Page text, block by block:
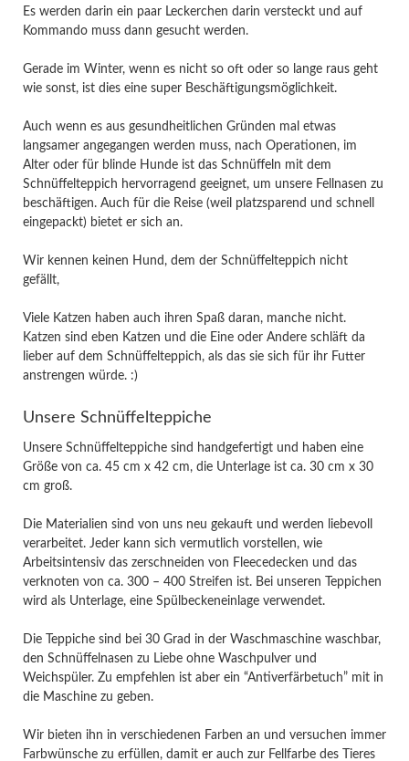
Es werden darin ein paar Leckerchen darin versteckt und auf
Kommando muss dann gesucht werden.
Gerade im Winter, wenn es nicht so oft oder so lange raus geht
wie sonst, ist dies eine super Beschäftigungsmöglichkeit.
Auch wenn es aus gesundheitlichen Gründen mal etwas
langsamer angegangen werden muss, nach Operationen, im
Alter oder für blinde Hunde ist das Schnüffeln mit dem
Schnüffelteppich hervorragend geeignet, um unsere Fellnasen zu
beschäftigen. Auch für die Reise (weil platzsparend und schnell
eingepackt) bietet er sich an.
Wir kennen keinen Hund, dem der Schnüffelteppich nicht
gefällt,
Viele Katzen haben auch ihren Spaß daran, manche nicht.
Katzen sind eben Katzen und die Eine oder Andere schläft da
lieber auf dem Schnüffelteppich, als das sie sich für ihr Futter
anstrengen würde. :)
Unsere Schnüffelteppiche
Unsere Schnüffelteppiche sind handgefertigt und haben eine
Größe von ca. 45 cm x 42 cm, die Unterlage ist ca. 30 cm x 30
cm groß.
Die Materialien sind von uns neu gekauft und werden liebevoll
verarbeitet. Jeder kann sich vermutlich vorstellen, wie
Arbeitsintensiv das zerschneiden von Fleecedecken und das
verknoten von ca. 300 – 400 Streifen ist. Bei unseren Teppichen
wird als Unterlage, eine Spülbeckeneinlage verwendet.
Die Teppiche sind bei 30 Grad in der Waschmaschine waschbar,
den Schnüffelnasen zu Liebe ohne Waschpulver und
Weichspüler. Zu empfehlen ist aber ein “Antiverfärbetuch” mit in
die Maschine zu geben.
Wir bieten ihn in verschiedenen Farben an und versuchen immer
Farbwünsche zu erfüllen, damit er auch zur Fellfarbe des Tieres